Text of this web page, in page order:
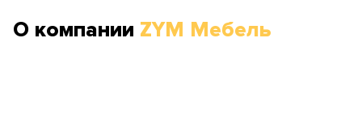
О компании ZYM Мебель